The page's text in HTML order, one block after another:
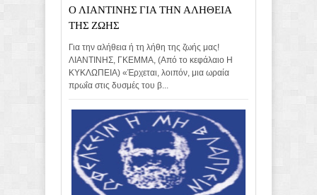
Ο ΛΙΑΝΤΙΝΗΣ ΓΙΑ ΤΗΝ ΑΛΗΘΕΙΑ
ΤΗΣ ΖΩΗΣ
Για την αλήθεια ή τη λήθη της ζωής μας!
ΛΙΑΝΤΙΝΗΣ, ΓΚΕΜΜΑ, (Από το κεφάλαιο Η
ΚΥΚΛΩΠΕΙΑ) «Έρχεται, λοιπόν, μια ωραία
πρωΐα στις δυσμές του β...